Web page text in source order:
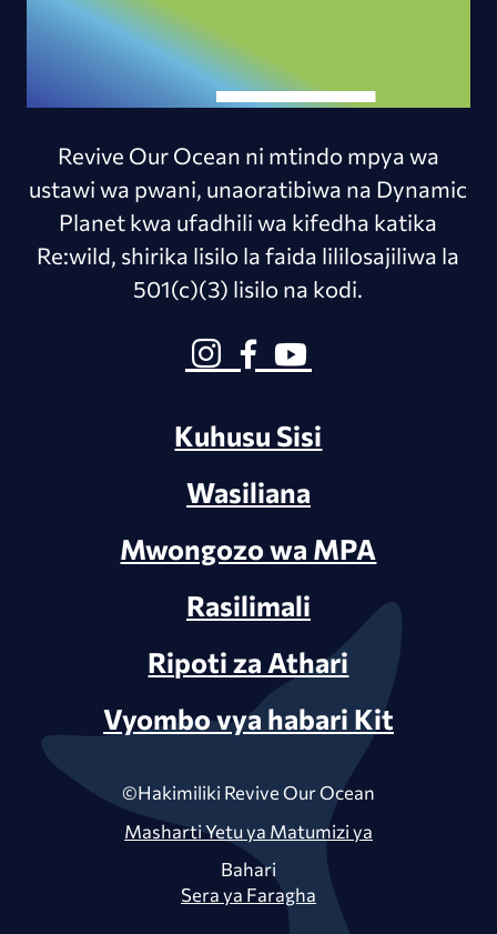
Revive Our Ocean ni mtindo mpya wa
ustawi wa pwani, unaoratibiwa na Dynamic
Planet kwa ufadhili wa kifedha katika
Re:wild, shirika lisilo la faida lililosajiliwa la
501(c)(3) lisilo na kodi.
Kuhusu Sisi
Wasiliana
Mwongozo wa MPA
Rasilimali
Ripoti za Athari
Vyombo vya habari Kit
©Hakimiliki Revive Our Ocean
Masharti Yetu ya Matumizi ya
Bahari
Sera ya Faragha